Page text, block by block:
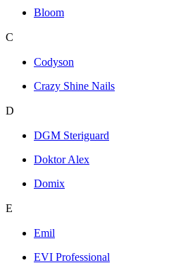
Bloom
C
Codyson
Crazy Shine Nails
D
DGM Steriguard
Doktor Alex
Domix
E
Emil
EVI Professional